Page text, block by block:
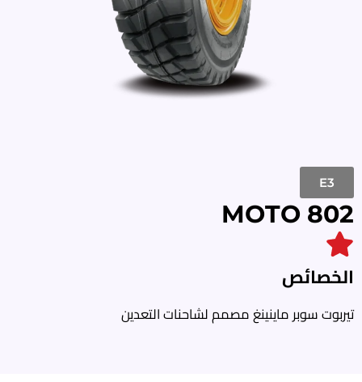
E3
MOTO 802
الخصائص
تيربوت سوبر ماينينغ مصمم لشاحنات التعدين